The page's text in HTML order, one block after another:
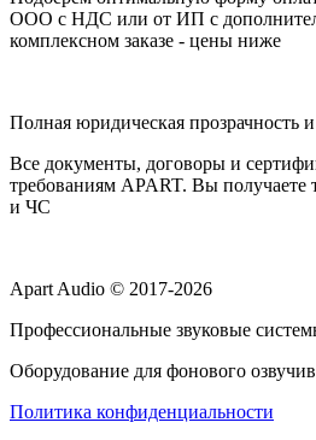
ООО с НДС или от ИП с
комплексном заказе - цены ниже
Полная юридическая прозрачность
Все документы, договоры и
требованиям APART. Вы получаете
и ЧС
Apart Audio © 2017-2026
Профессиональные звуковые
Оборудование для фонового
Политика конфиденциальности